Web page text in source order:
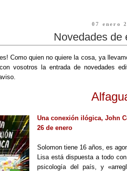
07 enero
Novedades de
Como quien no quiere la cosa, ya
vosotros la entrada de novedades
Una conexión ilógica, John
26 de enero
Solomon tiene 16 años, es
Lisa está dispuesta a todo
psicología del país, y